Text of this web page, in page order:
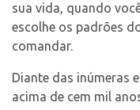
sua vida, quando
escolhe os padrões
comandar.
Diante das inúmeras
acima de cem mil